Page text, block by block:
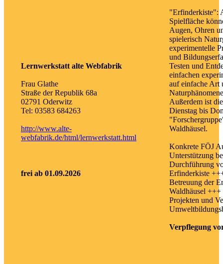
Lernwerkstatt alte Webfabrik
Frau Glathe
Straße der Republik 68a
02791 Oderwitz
Tel: 03583 684263
http://www.alte-
webfabrik.de/html/lernwerkstatt.html
frei ab 01.09.2026
"Erfinderkiste":
Spielfläche
Augen, Ohren
spielerisch
experimentelle
und
Testen und
einfachen
auf einfache Art
Außerdem ist
Dienstag bis
Waldhäusel.
Konkrete FÖJ
Unterstützung
Durchführung
Erfinderkiste
Betreuung der
Waldhäusel
Projekten und
Verpflegung